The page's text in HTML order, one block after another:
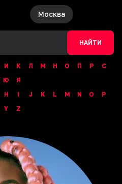
Москва
НАЙТИ
И К Л М Н О П Р
С
Ю
Я
H I J K L M N O
P
Y Z